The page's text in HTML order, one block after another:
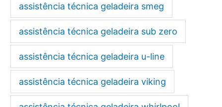
assistência técnica geladeira smeg
assistência técnica geladeira sub zero
assistência técnica geladeira u-line
assistência técnica geladeira viking